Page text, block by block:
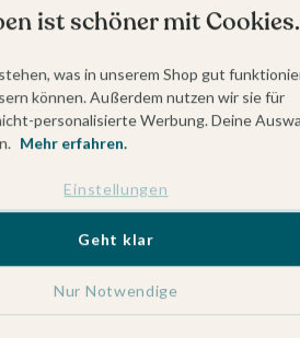
ist schöner mit Cookies.
was in unserem Shop gut
können. Außerdem nutzen wir sie für
personalisierte Werbung. Deine
Mehr erfahren.
Einstellungen
Nur Notwendige
Geht klar